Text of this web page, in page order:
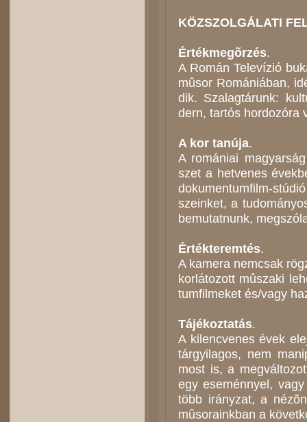
KÖZSZOLGÁLATI
Ér­ték­meg­õr­zés.
A Ro­mán Te­le­ví­zió
mû­sor Ro­má­ni­á­ban,
dik. Sza­lag­tá­runk:
dern, tar­tós hor­do­zó­ra
A kor ta­nú­ja.
A ro­má­ni­ai
szet a het­ve­nes
do­ku­men­tum­film-
sze­in­ket, a
be­mu­tat­nunk,
Ér­ték­te­rem­tés.
A ka­me­ra nem­csak
kor­lá­to­zott mû­sza­ki
tum­fil­me­ket és/vagy
Tá­jé­koz­ta­tás.
A ki­lenc­ve­nes évek
tár­gyi­la­gos, nem
most is, a
egy ese­ménnyel,
több irány­zat, a
mû­so­ra­ink­ban a